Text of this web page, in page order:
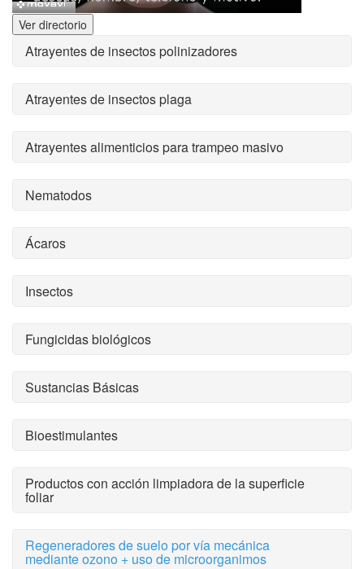
Ver directorio
Atrayentes de insectos polinizadores
Atrayentes de insectos plaga
Atrayentes alimenticios para trampeo masivo
Nematodos
Ácaros
Insectos
Fungicidas biológicos
Sustancias Básicas
Bioestimulantes
Productos con acción limpiadora de la superficie
foliar
Regeneradores de suelo por vía mecánica
mediante ozono + uso de microorganimos